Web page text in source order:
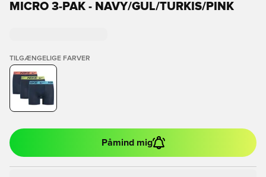
MICRO 3-PAK - NAVY/GUL/TURKIS/PINK
TILGÆNGELIGE FARVER
Påmind mig